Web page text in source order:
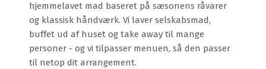
hjemmelavet mad baseret på sæsonens råvarer
og klassisk håndværk. Vi laver selskabsmad,
buffet ud af huset og take away til mange
personer - og vi tilpasser menuen, så den passer
til netop dit arrangement.